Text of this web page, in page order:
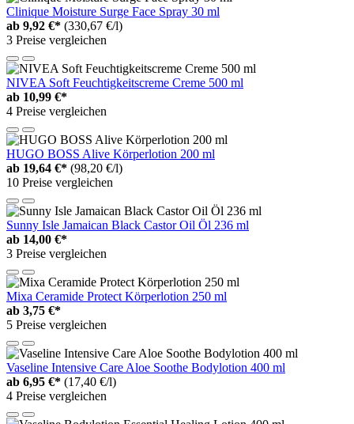
Clinique Moisture Surge Face Spray 30 ml
ab 9,92 €* (330,67 €/l)
3 Preise vergleichen
NIVEA Soft Feuchtigkeitscreme Creme 500 ml
ab 10,99 €*
4 Preise vergleichen
HUGO BOSS Alive Körperlotion 200 ml
ab 19,64 €* (98,20 €/l)
10 Preise vergleichen
Sunny Isle Jamaican Black Castor Oil Öl 236 ml
ab 14,00 €*
3 Preise vergleichen
Mixa Ceramide Protect Körperlotion 250 ml
ab 3,75 €*
5 Preise vergleichen
Vaseline Intensive Care Aloe Soothe Bodylotion 400 ml
ab 6,95 €* (17,40 €/l)
4 Preise vergleichen